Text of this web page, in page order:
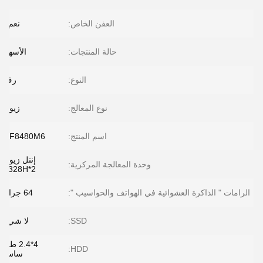
العفن الخاص: نعم..
حالة المنتجات: الأسهم
النوع: رف
نوع المعالج: زيون
اسم المنتج: NF8480M6
وحدة المعالجة المركزية:
إنتل زيون
6328H*2
الرامات " الذاكرة العشوائية في الهواتف والحواسيب ": 64 جرام
SSD: لا شيء
HDD:
4*2.4 طن
ساس